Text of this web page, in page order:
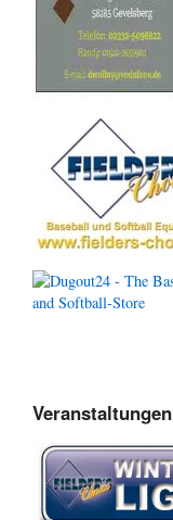
Veranstaltungen